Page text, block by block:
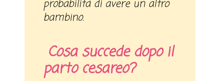
probabilità di avere un altro
bambino.
Cosa succede dopo il
parto cesareo?